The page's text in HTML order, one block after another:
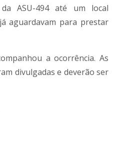
ASU-494 até um local
aguardavam para prestar
a ocorrência. As
divulgadas e deverão ser